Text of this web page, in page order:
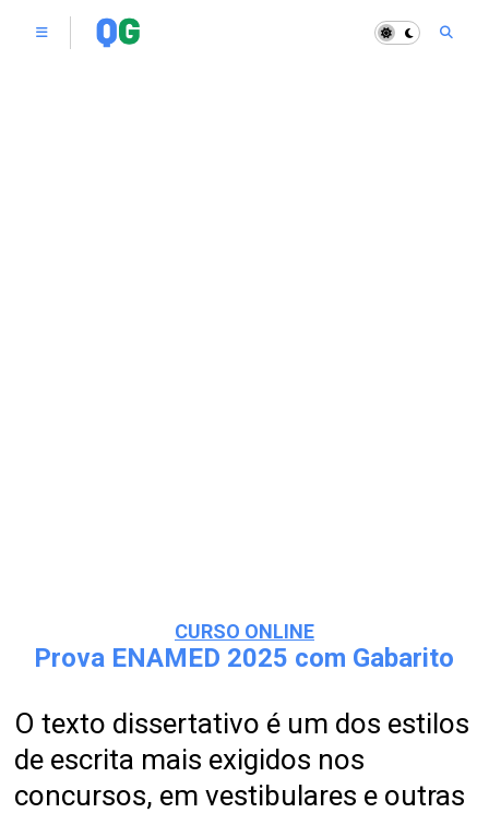
CURSO ONLINE
Prova ENAMED 2025 com Gabarito
O texto dissertativo é um dos estilos
de escrita mais exigidos nos
concursos, em vestibulares e outras